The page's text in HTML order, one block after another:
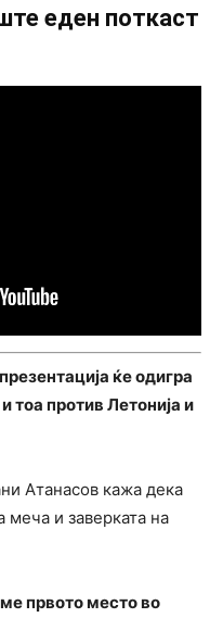
еден поткаст
ќе одигра
тоа против Летонија и
Атанасов кажа дека
меча и заверката на
првото место во